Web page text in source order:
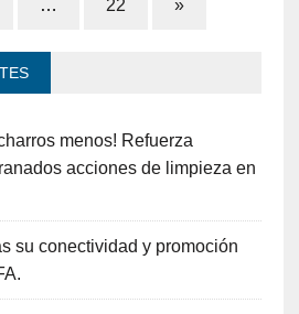
… 22 »
menos! Refuerza
acciones de limpieza en
su conectividad y promoción